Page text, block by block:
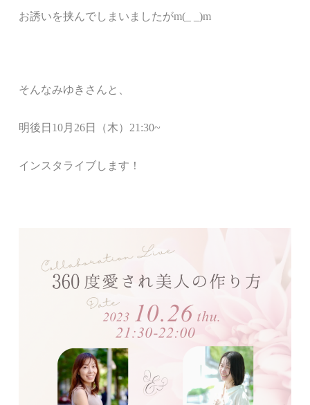
お誘いを挟んでしまいましたがm(_ _)m
そんなみゆきさんと、
明後日10月26日（木）21:30~
インスタライブします！